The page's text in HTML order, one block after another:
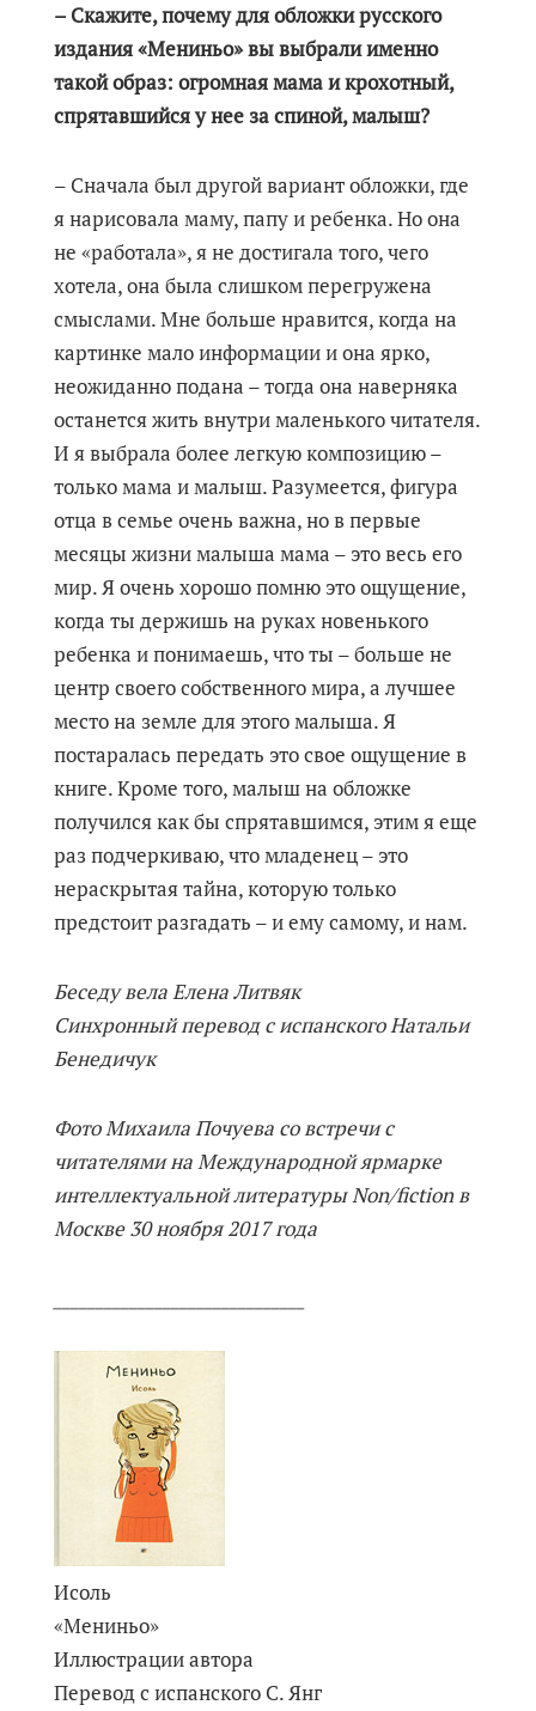
– Скажите, почему для обложки русского
издания «Мениньо» вы выбрали именно
такой образ: огромная мама и крохотный,
спрятавшийся у нее за спиной, малыш?
– Сначала был другой вариант обложки, где
я нарисовала маму, папу и ребенка. Но она
не «работала», я не достигала того, чего
хотела, она была слишком перегружена
смыслами. Мне больше нравится, когда на
картинке мало информации и она ярко,
неожиданно подана – тогда она наверняка
останется жить внутри маленького читателя.
И я выбрала более легкую композицию –
только мама и малыш. Разумеется, фигура
отца в семье очень важна, но в первые
месяцы жизни малыша мама – это весь его
мир. Я очень хорошо помню это ощущение,
когда ты держишь на руках новенького
ребенка и понимаешь, что ты – больше не
центр своего собственного мира, а лучшее
место на земле для этого малыша. Я
постаралась передать это свое ощущение в
книге. Кроме того, малыш на обложке
получился как бы спрятавшимся, этим я еще
раз подчеркиваю, что младенец – это
нераскрытая тайна, которую только
предстоит разгадать – и ему самому, и нам.
Беседу вела Елена Литвяк
Синхронный перевод с испанского Натальи
Бенедичук
Фото Михаила Почуева со встречи с
читателями на Международной ярмарке
интеллектуальной литературы Non/fiction в
Москве 30 ноября 2017 года
Исоль
«Мениньо»
Иллюстрации автора
Перевод с испанского С. Янг